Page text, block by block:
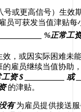
或更高信号）生效
员可获发当值津贴每
%正常工
效 ，或因实际困难未
雇员继续当值协助
工资 $ __________ 或
的津贴。
有 为雇员提供接送